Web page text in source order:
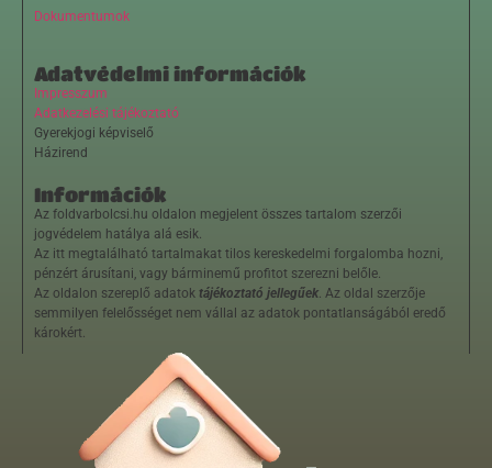
Dokumentumok
Adatvédelmi információk
Impresszum
Adatkezelési tájékoztató
Gyerekjogi képviselő
Házirend
Információk
Az foldvarbolcsi.hu oldalon megjelent összes tartalom szerzői
jogvédelem hatálya alá esik.
Az itt megtalálható tartalmakat tilos kereskedelmi forgalomba hozni,
pénzért árusítani, vagy bárminemű profitot szerezni belőle.
Az oldalon szereplő adatok tájékoztató jellegűek. Az oldal szerzője
semmilyen felelősséget nem vállal az adatok pontatlanságából eredő
károkért.